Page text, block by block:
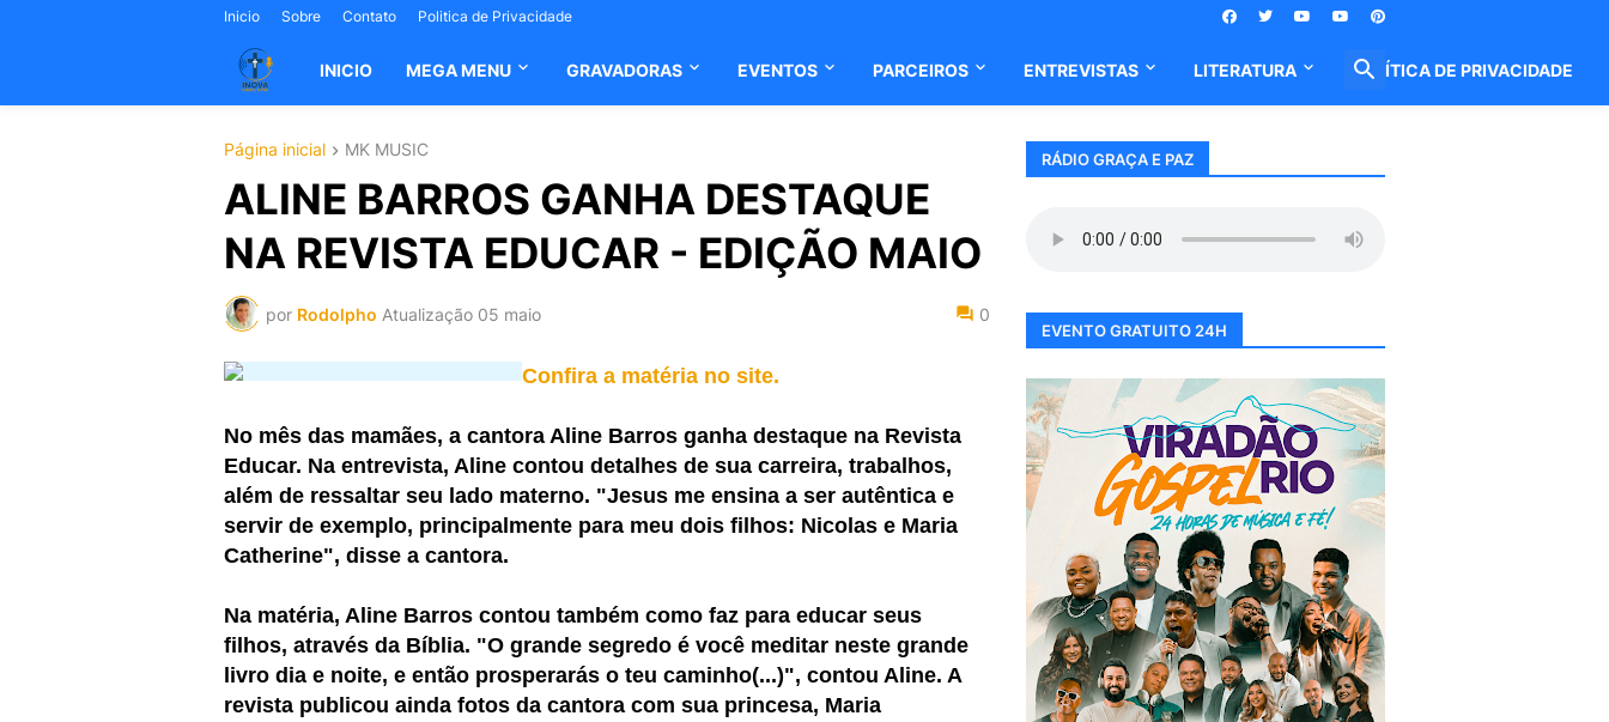
Inicio Sobre Contato Politica de Privacidade
INICIO MEGA MENU GRAVADORAS EVENTOS PARCEIROS ENTREVISTAS LITERATURA POLÍTICA DE PRIVACIDADE
Página inicial MK MUSIC
ALINE BARROS GANHA DESTAQUE
NA REVISTA EDUCAR - EDIÇÃO MAIO
por Rodolpho Atualização 05 maio 0
Confira a matéria no site.
No mês das mamães, a cantora Aline Barros ganha destaque na Revista
Educar. Na entrevista, Aline contou detalhes de sua carreira, trabalhos,
além de ressaltar seu lado materno. "Jesus me ensina a ser autêntica e
servir de exemplo, principalmente para meu dois filhos: Nicolas e Maria
Catherine", disse a cantora.
Na matéria, Aline Barros contou também como faz para educar seus
filhos, através da Bíblia. "O grande segredo é você meditar neste grande
livro dia e noite, e então prosperarás o teu caminho(...)", contou Aline. A
revista publicou ainda fotos da cantora com sua princesa, Maria
RÁDIO GRAÇA E PAZ
EVENTO GRATUITO 24H